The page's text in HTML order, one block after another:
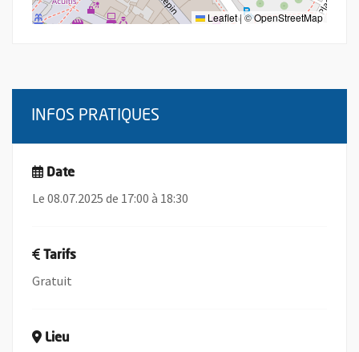
Leaflet|©OpenStreetMap
INFOS PRATIQUES
Date
Le 08.07.2025 de 17:00 à 18:30
Tarifs
Gratuit
Lieu